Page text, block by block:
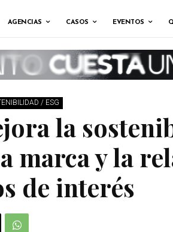
AGENCIAS CASOS EVENTOS
/ ESG
la
marca y la
de interés